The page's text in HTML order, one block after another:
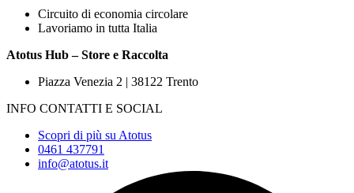
Circuito di economia circolare
Lavoriamo in tutta Italia
Atotus Hub – Store e Raccolta
Piazza Venezia 2 | 38122 Trento
INFO CONTATTI E SOCIAL
Scopri di più su Atotus
0461 437791
info@atotus.it